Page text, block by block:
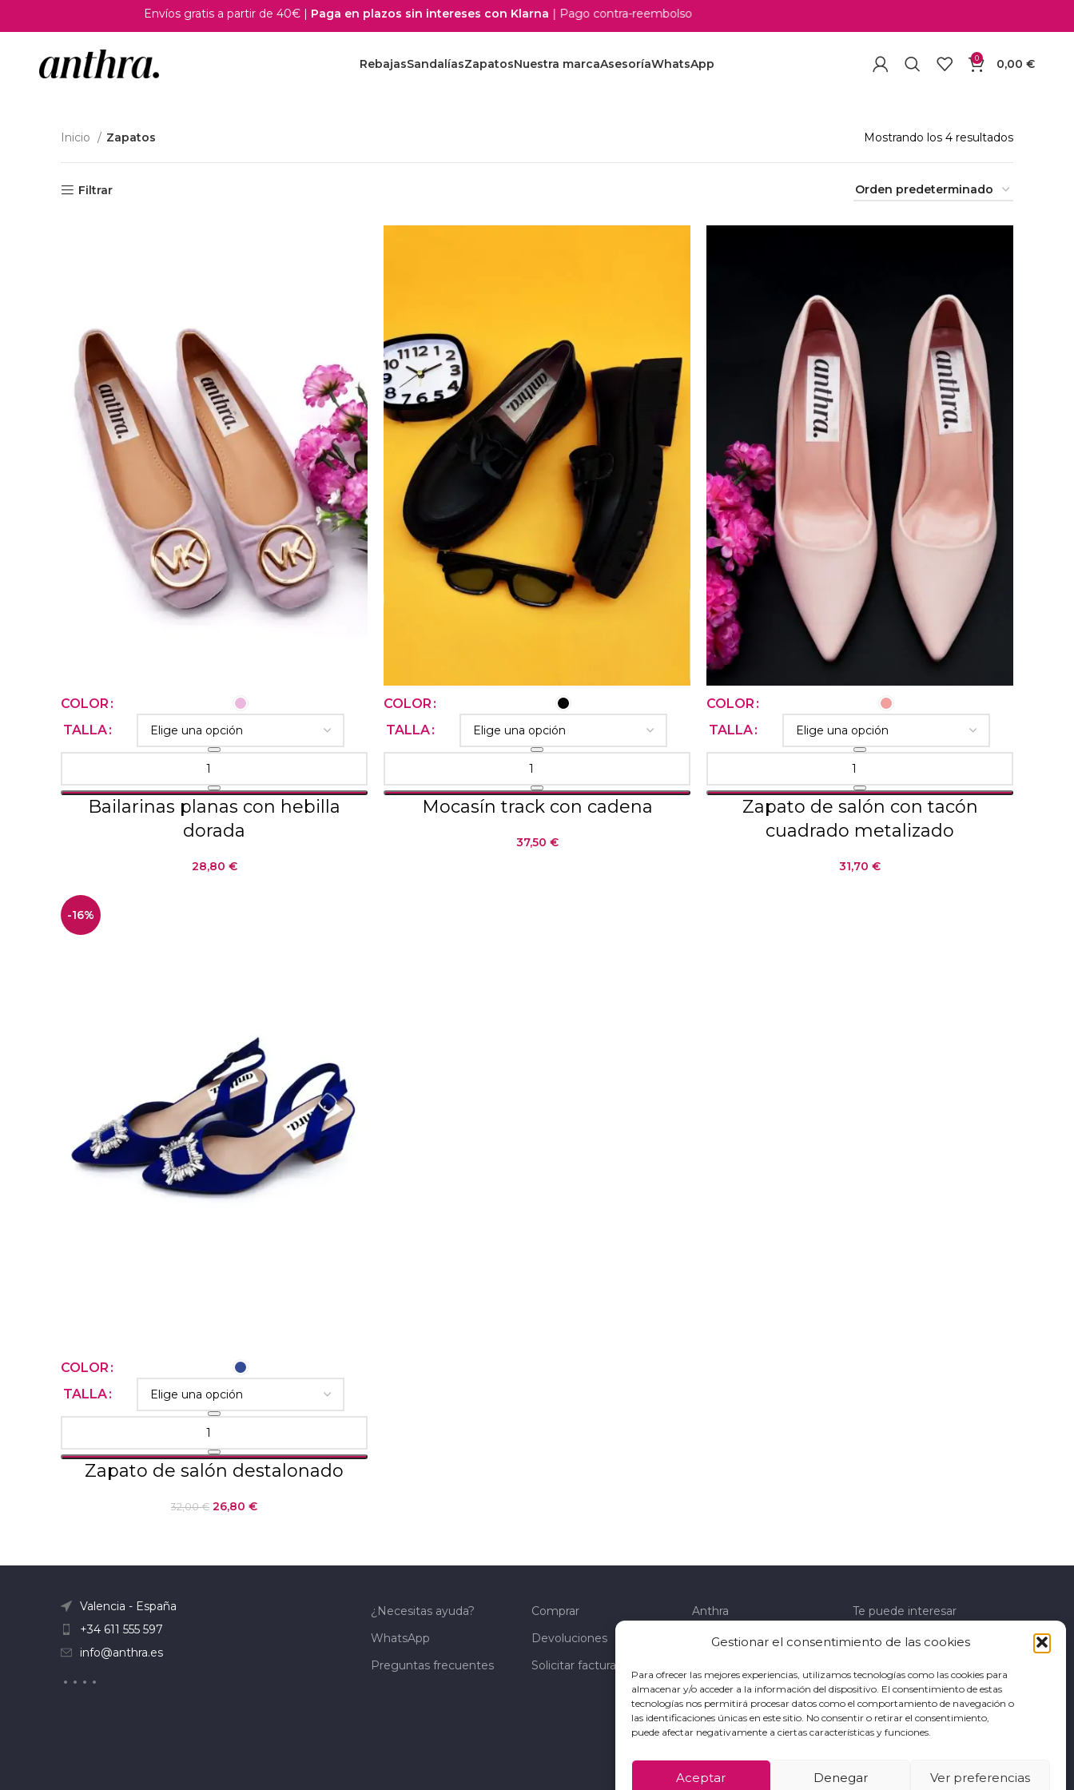
Gestionar el consentimiento de las cookies
Para ofrecer las mejores experiencias, utilizamos tecnologías como las cookies para
almacenar y/o acceder a la información del dispositivo. El consentimiento de estas
tecnologías nos permitirá procesar datos como el comportamiento de navegación o
las identificaciones únicas en este sitio. No consentir o retirar el consentimiento,
puede afectar negativamente a ciertas características y funciones.
Aceptar Denegar Ver preferencias
RebajasSandalíasZapatosNuestra marcaAsesoríaWhatsApp 0 0,00€
Inicio Zapatos Mostrando los 4 resultados
Filtrar
COLOR
TALLA
Bailarinas planas con hebilla
dorada
28,80 €
COLOR
TALLA
Mocasín track con cadena
37,50 €
COLOR
TALLA
Zapato de salón con tacón
cuadrado metalizado
31,70 €
-16%
COLOR
TALLA
Zapato de salón destalonado
32,00€ 26,80 €
Valencia - España
+34 611 555 597
info@anthra.es
¿Necesitas ayuda?
WhatsApp
Preguntas frecuentes
Comprar
Devoluciones
Solicitar factura
Anthra
Nuestra marca
Te puede interesar
Sandalias
Zapatos de fiesta
Mocasín
Envíos gratis a partir de 40€ | Paga en plazos sin intereses con Klarna| Pago contra-reembolso